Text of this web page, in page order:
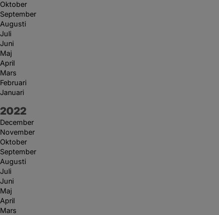
Oktober
September
Augusti
Juli
Juni
Maj
April
Mars
Februari
Januari
År:
2022
December
November
Oktober
September
Augusti
Juli
Juni
Maj
April
Mars